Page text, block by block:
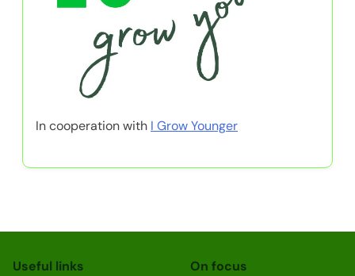
In cooperation with I Grow Younger
Useful links
On focus